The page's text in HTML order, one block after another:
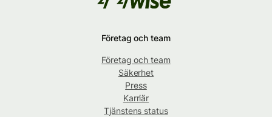
Företag och team
Företag och team
Säkerhet
Press
Karriär
Tjänstens status